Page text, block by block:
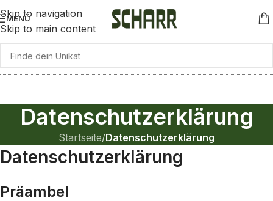
Skip to navigation
Skip to main content
MENÜ
Datenschutzerklärung
Startseite/Datenschutzerklärung
Datenschutzerklärung
Präambel